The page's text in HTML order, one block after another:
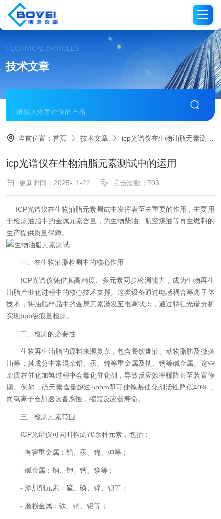
TECHNICAL ARTICLES
技术文章
当前位置：首页 技术文章 icp光谱仪在生物油脂元素测试中的运用
icp光谱仪在生物油脂元素测试中的运用
更新时间：2025-11-22 点击次数：703
ICP光谱仪在生物油脂元素测试中发挥着至关重要的作用，主要用
于检测油脂中的金属元素含量，为生物柴油、航空煤油等再生燃料的
生产提供质量保障。
一、在生物油脂检测中的核心作用
ICP光谱仪凭借其高精度、多元素同步检测能力，成为生物再生
油脂产业化进程中的核心技术支撑。这类设备通过电感耦合等离子体
技术，将油脂样品中的金属元素激发至电离状态，通过特征光谱分析
实现ppb级痕量检测。
二、检测的必要性
生物再生油脂的原料来源复杂，包含餐饮废油、动物脂肪及微藻
油等，其成分中常混杂铅、汞、镉等重金属及钠、钙等碱金属。这些
杂质在催化加氢过程中会毒化催化剂，导致反应效率骤降甚至装置停
摆。例如，硫元素含量超过5ppm即可使镍基催化剂活性降低40%，
而氯离子会加速设备腐蚀，缩短反应器寿命。
三、检测元素范围
ICP光谱仪可同时检测70余种元素，包括：
- 有害重金属：铅、汞、镉、砷等；
- 碱金属：钠、钾、钙、镁等；
- 添加剂元素：硫、磷、锌、钡等；
- 磨损金属：铁、铜、铝等；